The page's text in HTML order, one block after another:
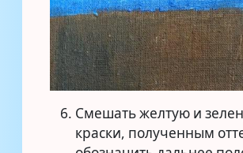
Смешать желтую и
краски, полученным